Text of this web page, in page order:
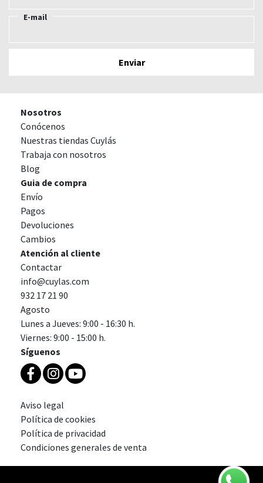
E-mail
Nosotros
Conócenos
Nuestras tiendas Cuylás
Trabaja con nosotros
Blog
Guia de compra
Envío
Pagos
Devoluciones
Cambios
Atención al cliente
Contactar
info@cuylas.com
932 17 21 90
Agosto
Lunes a Jueves: 9:00 - 16:30 h.
Viernes: 9:00 - 15:00 h.
Síguenos
Aviso legal
Política de cookies
Política de privacidad
Condiciones generales de venta